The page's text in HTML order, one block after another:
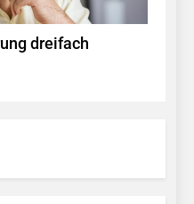
dreifach